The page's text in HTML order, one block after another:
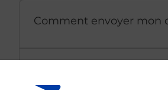
Comment envoyer mon